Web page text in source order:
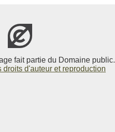
fait partie du Domaine public.
droits d'auteur et reproduction